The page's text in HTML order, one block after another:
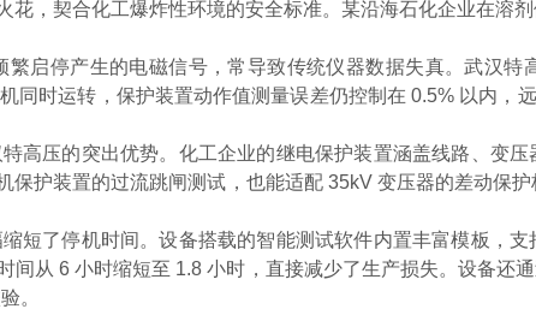
，契合化工爆炸性环境的安全标准。某沿海石化企业在溶
启停产生的电磁信号，常导致传统仪器数据失真。武汉
同时运转，保护装置动作值测量误差仍控制在 0.5% 以内，
高压的突出优势。化工企业的继电保护装置涵盖线路、变
护装置的过流跳闸测试，也能适配 35kV 变压器的差动保
短了停机时间。设备搭载的智能测试软件内置丰富模板，
从 6 小时缩短至 1.8 小时，直接减少了生产损失。设备还
。